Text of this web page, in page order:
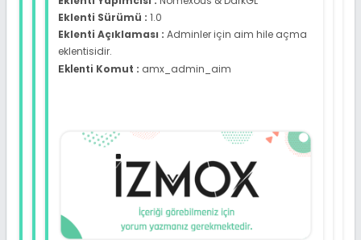
Eklenti Sürümü : 1.0
Eklenti Açıklaması : Adminler için aim hile açma
eklentisidir.
Eklenti Komut : amx_admin_aim